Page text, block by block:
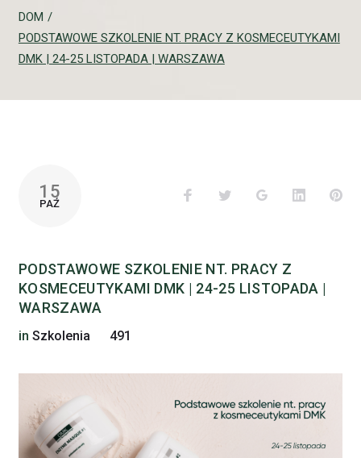
DOM /
PODSTAWOWE SZKOLENIE NT. PRACY Z KOSMECEUTYKAMI
DMK | 24-25 LISTOPADA | WARSZAWA
15
PAŹ
FacebookTwitter Google+LinkedIn
PODSTAWOWE SZKOLENIE NT. PRACY Z
KOSMECEUTYKAMI DMK | 24-25 LISTOPADA |
WARSZAWA
in Szkolenia 491